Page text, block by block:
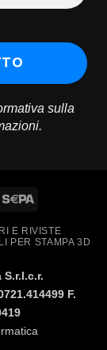
sulla
E RIVISTE
PER STAMPA 3D
F.